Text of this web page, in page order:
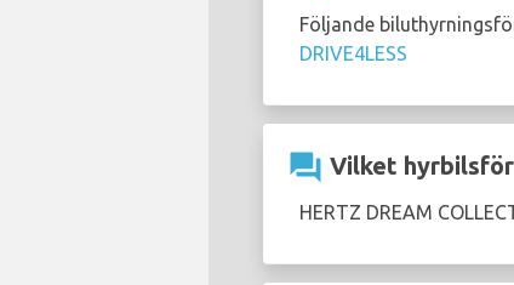
Följande
DRIVE4LESS
question_answer Vilket
HERTZ DREAM